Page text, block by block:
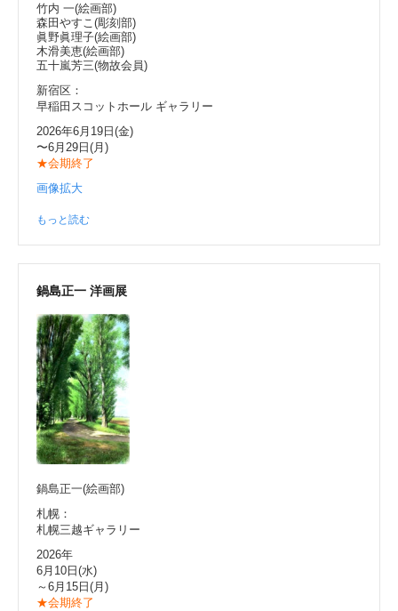
竹内 一(絵画部)
森田やすこ(彫刻部)
眞野眞理子(絵画部)
木滑美恵(絵画部)
五十嵐芳三(物故会員)
新宿区：
早稲田スコットホール ギャラリー
2026年6月19日(金)
〜6月29日(月)
★会期終了
画像拡大
もっと読む
鍋島正一 洋画展
鍋島正一(絵画部)
札幌：
札幌三越ギャラリー
2026年
6月10日(水)
～6月15日(月)
★会期終了